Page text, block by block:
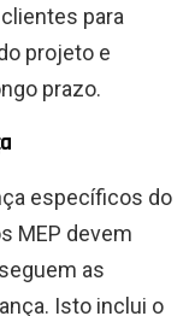
para
projeto e
prazo.
específicos do
MEP devem
as
Isto inclui o